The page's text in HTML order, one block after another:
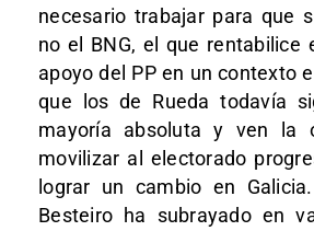
necesario trabajar para que
no el BNG, el que rentabilice
apoyo del PP en un contexto
que los de Rueda todavía
mayoría absoluta y ven la
movilizar al electorado
lograr un cambio en
Besteiro ha subrayado en